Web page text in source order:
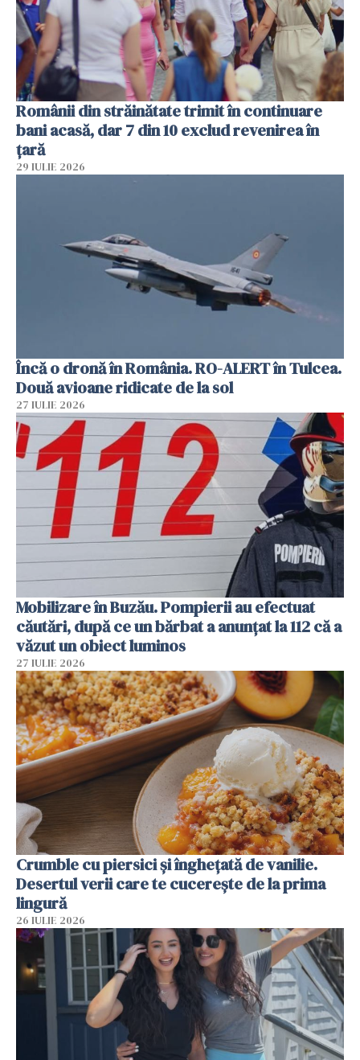
Românii din străinătate trimit în continuare
bani acasă, dar 7 din 10 exclud revenirea în
țară
29 IULIE 2026
Încă o dronă în România. RO-ALERT în Tulcea.
Două avioane ridicate de la sol
27 IULIE 2026
Mobilizare în Buzău. Pompierii au efectuat
căutări, după ce un bărbat a anunțat la 112 că a
văzut un obiect luminos
27 IULIE 2026
Crumble cu piersici și înghețată de vanilie.
Desertul verii care te cucerește de la prima
lingură
26 IULIE 2026